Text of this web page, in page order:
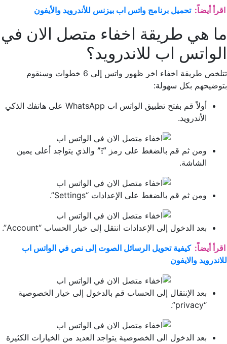
اقرأ أيضاً: تحميل برنامج واتس اب بيزنس للأندرويد والأيفون
ما هي طريقة اخفاء متصل الان في
الواتس اب للاندرويد؟
تتلخص طريقة اخفاء اخر ظهور واتس إلى 6 خطوات وسنقوم
بتوضيحهم بكل سهولة:
أولاً قم بفتح تطبيق الواتس اب WhatsApp على هاتفك الذكي
الأندرويد.
ومن ثم قم بالضغط على رمز “⁝” والذي يتواجد أعلى يمين
الشاشة.
ومن ثم قم بالضغط على الإعدادات “Settings”.
بعد الدخول إلى الإعدادات انتقل إلى خيار الحساب “Account”.
اقرأ أيضاً: كيفية تحويل الرسائل الصوت إلى نص في الواتس اب
للاندرويد والايفون
بعد الإنتقال إلى الحساب قم بالدخول إلى خيار الخصوصية
“privacy”.
بعد الدخول الى الخصوصية يتواجد العديد من الخيارات الكثيرة